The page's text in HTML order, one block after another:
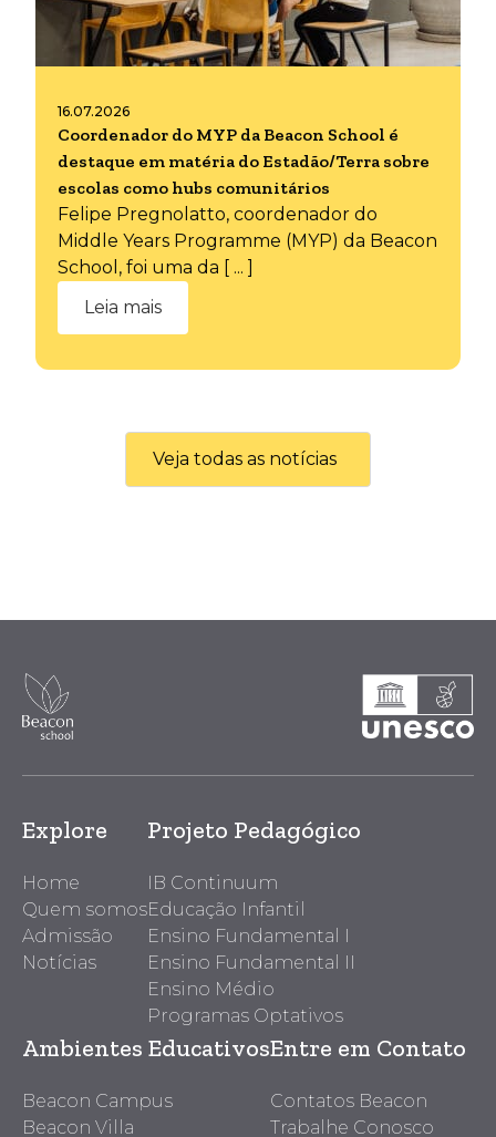
16.07.2026
Coordenador do MYP da Beacon School é
destaque em matéria do Estadão/Terra sobre
escolas como hubs comunitários
Felipe Pregnolatto, coordenador do
Middle Years Programme (MYP) da Beacon
School, foi uma da [ ... ]
Leia mais
Veja todas as notícias
Explore
Home
Quem somos
Admissão
Notícias
Projeto Pedagógico
IB Continuum
Educação Infantil
Ensino Fundamental I
Ensino Fundamental II
Ensino Médio
Programas Optativos
Ambientes Educativos
Beacon Campus
Beacon Villa
Entre em Contato
Contatos Beacon
Trabalhe Conosco